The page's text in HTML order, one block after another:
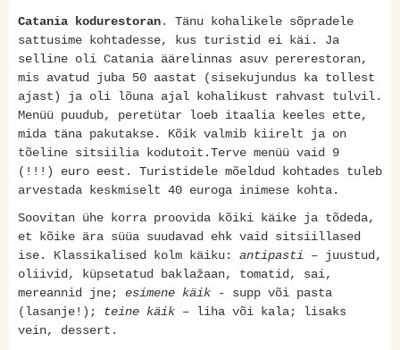
Catania kodurestoran. Tänu kohalikele sõpradele
sattusime kohtadesse, kus turistid ei käi. Ja
selline oli Catania äärelinnas asuv pererestoran,
mis avatud juba 50 aastat (sisekujundus ka tollest
ajast) ja oli lõuna ajal kohalikust rahvast tulvil.
Menüü puudub, peretütar loeb itaalia keeles ette,
mida täna pakutakse. Kõik valmib kiirelt ja on
tõeline sitsiilia kodutoit.Terve menüü vaid 9
(!!!) euro eest. Turistidele mõeldud kohtades tuleb
arvestada keskmiselt 40 euroga inimese kohta.
Soovitan ühe korra proovida kõiki käike ja tõdeda,
et kõike ära süüa suudavad ehk vaid sitsiillased
ise. Klassikalised kolm käiku: antipasti – juustud,
oliivid, küpsetatud baklažaan, tomatid, sai,
mereannid jne; esimene käik
- supp või pasta
(lasanje!);
teine käik – liha või kala; lisaks
vein, dessert.